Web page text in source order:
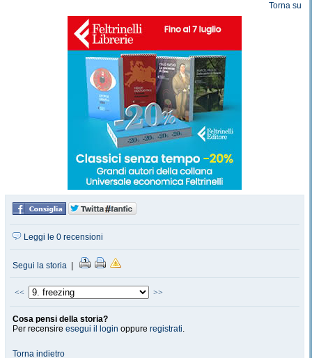
Torna su
Leggi le 0 recensioni
Segui la storia
<< >>
Cosa pensi della storia?
Per recensire esegui il login oppure registrati.
Torna indietro